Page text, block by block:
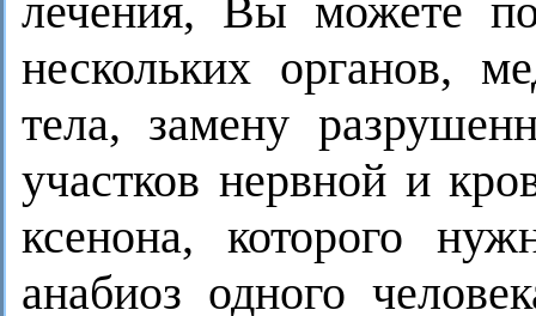
лечения, Вы можете
нескольких органов,
тела, замену
участков нервной и
ксенона, которого
анабиоз одного